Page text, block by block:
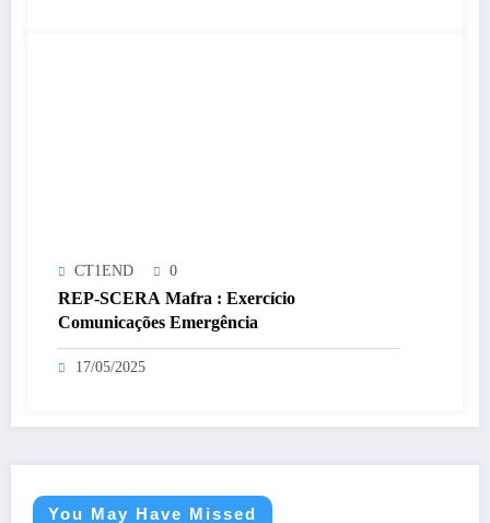
CT1END 0
REP-SCERA Mafra : Exercício
Comunicações Emergência
17/05/2025
You May Have Missed